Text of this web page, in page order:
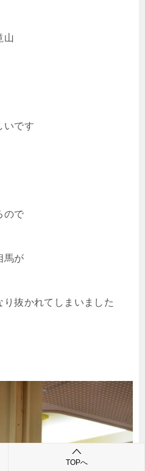
山
いです
ので
馬が
抜かれてしまいました
TOPへ